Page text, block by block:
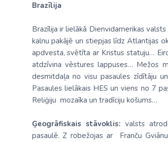
Brazīlija
Brazīlija ir lielākā Dienvidamerikas
kalnu pakājē un stiepjas līdz Atlantijas
apdvesta, svētīta ar Kristus statuju…
atdzīvina vēstures lappuses… Mežos
desmitdaļa no visu pasaules zīdītāju
Pasaules lielākais HES un viens no 7
Reliģiju mozaīka un tradīciju košums…
Ģeogrāfiskais stāvoklis: valsts
pasaulē. Z robežojas ar Franču